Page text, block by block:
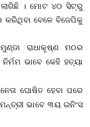
। ମୋଟ ୪୦ ସିଟ୍‌ରୁ
କରିଥିବା ବେଳେ ବିଜେପିକୁ
ରାଧାକୃଷ୍ଣ ମଠର
ଭାବେ କେହି ହତ୍ୟା
ଘୋଷିତ ହେବା ପରେ
ଭାବେ ୩ୟ ଇନିଂସ